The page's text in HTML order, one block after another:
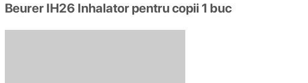
Beurer IH26 Inhalator pentru copii 1 buc